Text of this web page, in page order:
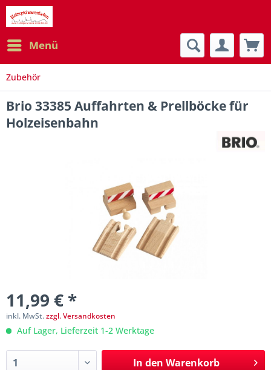
Menü
Zubehör
Brio 33385 Auffahrten & Prellböcke für
Holzeisenbahn
11,99 € *
inkl. MwSt.zzgl. Versandkosten
Auf Lager, Lieferzeit 1-2 Werktage
In den Warenkorb